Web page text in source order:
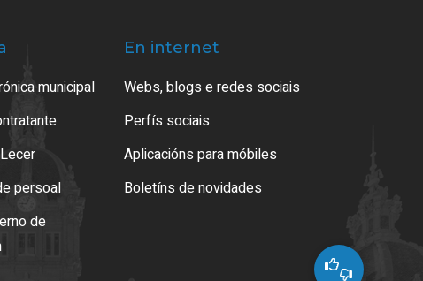
municipal
persoal
de
En internet
Webs, blogs e redes sociais
Perfís sociais
Aplicacións para móbiles
Boletíns de novidades